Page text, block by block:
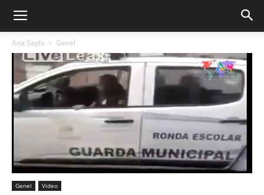
Ana Sayfa Genel
Genel Video